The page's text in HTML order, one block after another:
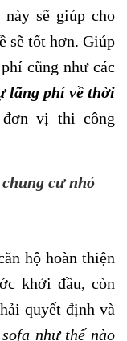
sẽ giúp cho
sẽ tốt hơn. Giúp
cũng như các
lãng phí về thời
vị thi công
cư nhỏ
hộ hoàn thiện
khởi đầu, còn
quyết định và
như thế nào